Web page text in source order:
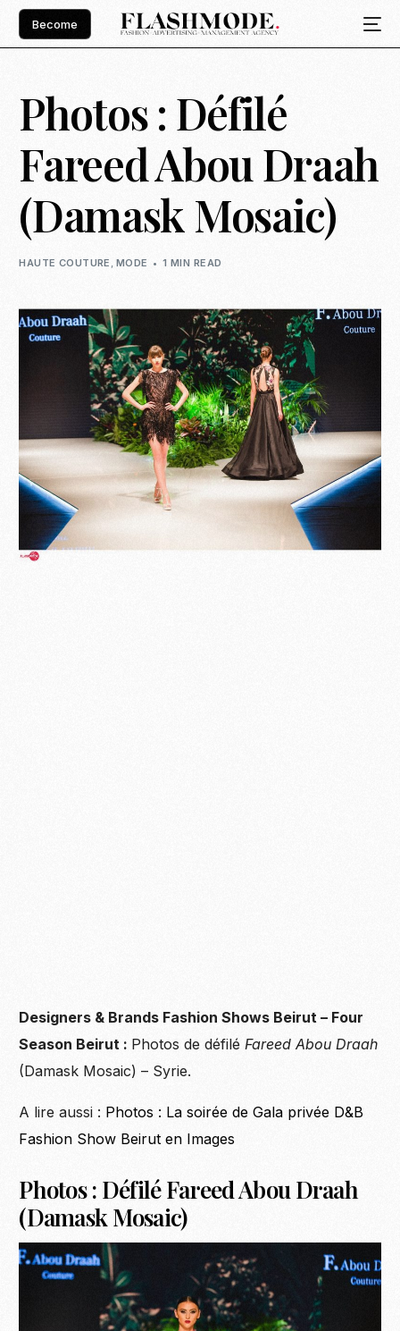
Become
Photos : Défilé
Fareed Abou Draah
(Damask Mosaic)
HAUTE COUTURE , MODE 1 MIN READ
Designers & Brands Fashion Shows Beirut – Four
Season Beirut : Photos de défiléFareed Abou Draah
(Damask Mosaic) – Syrie.
A lire aussi : Photos : La soirée de Gala privée D&B
Fashion Show Beirut en Images
Photos : Défilé Fareed Abou Draah
(Damask Mosaic)